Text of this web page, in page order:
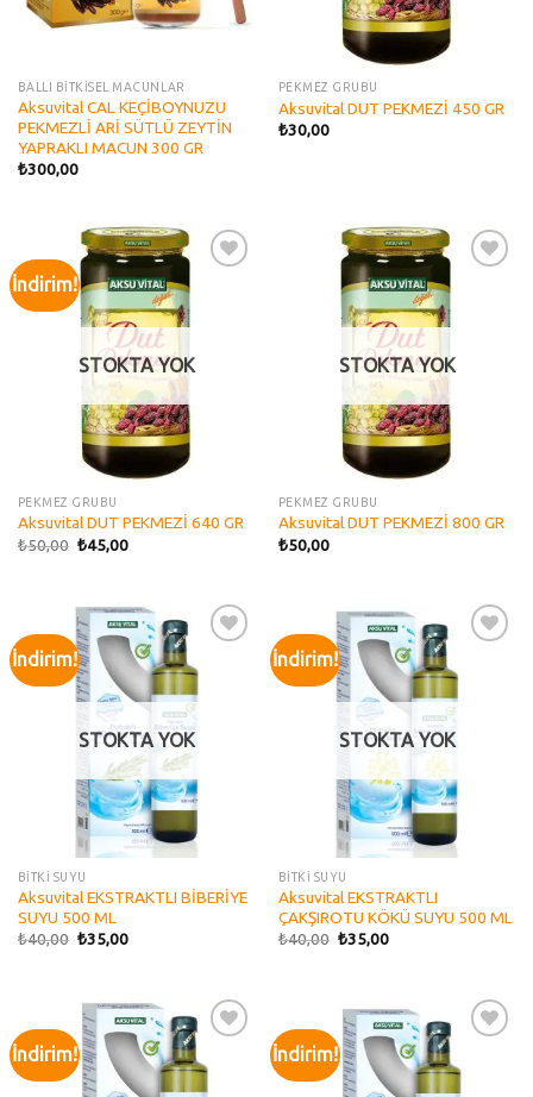
BALLI BİTKİSEL MACUNLAR
Aksuvital CAL KEÇİBOYNUZU
PEKMEZLİ ARİ SÜTLÜ ZEYTİN
YAPRAKLI MACUN 300 GR
₺300,00
PEKMEZ GRUBU
Aksuvital DUT PEKMEZİ 450 GR
₺30,00
İndirim!
STOKTA YOK
PEKMEZ GRUBU
Aksuvital DUT PEKMEZİ 640 GR
₺50,00 ₺45,00
STOKTA YOK
PEKMEZ GRUBU
Aksuvital DUT PEKMEZİ 800 GR
₺50,00
İndirim!
wishlist
STOKTA YOK
BİTKİ SUYU
Aksuvital EKSTRAKTLI BİBERİYE
SUYU 500 ML
₺40,00 ₺35,00
İndirim!
wishlist
STOKTA YOK
BİTKİ SUYU
Aksuvital EKSTRAKTLI
ÇAKŞIROTU KÖKÜ SUYU 500 ML
₺40,00 ₺35,00
İndirim!
wishlist
İndirim!
wishlist